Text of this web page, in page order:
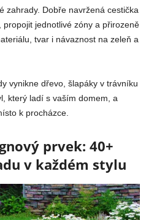
zahrady. Dobře navržená cestička
jednotlivé zóny a přirozeně
tvar i návaznost na zeleň a
vynikne dřevo, šlapáky v trávníku
který ladí s vaším domem, a
k procházce.
prvek: 40+
v každém stylu